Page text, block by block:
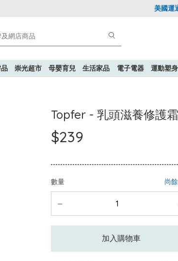
美國運通
崇光超市 母嬰育兒 生活家品 電子電器 運動塑身
Topfer - 乳頭滋養修護
$239
數量 尚
加入購物車